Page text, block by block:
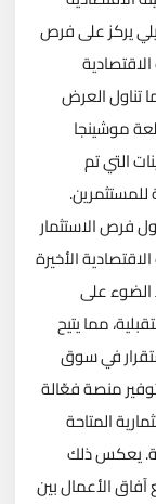
يركز على فرص
تناول العرض
موشينجا
التي تم
فرص الاستثمار
الأخيرة
الضوء على
مما يتيح
في سوق
منصة فعّالة
المتاحة
يعكس ذلك
آفاق الأعمال بين